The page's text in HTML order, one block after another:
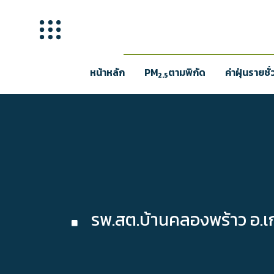
หน้าหลัก PM2.5ตามพิกัด ค่าฝุ่นรายชั่
รพ.สต.บ้านคลองพร้าว อ.เ